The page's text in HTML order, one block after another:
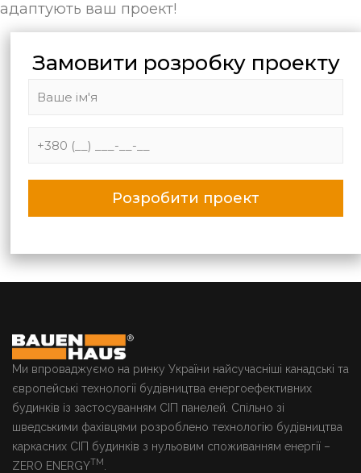
адаптують ваш проект!
Замовити розробку проекту
Ми впроваджуємо на ринку України найсучасніші канадські та
європейські технології будівництва енергоефективних
будинків із застосуванням СІП панелей. Спільно зі
шведськими фахівцями розроблено технологію будівництва
каркасних СІП будинків з нульовим споживанням енергії –
ZERO ENERGYTM